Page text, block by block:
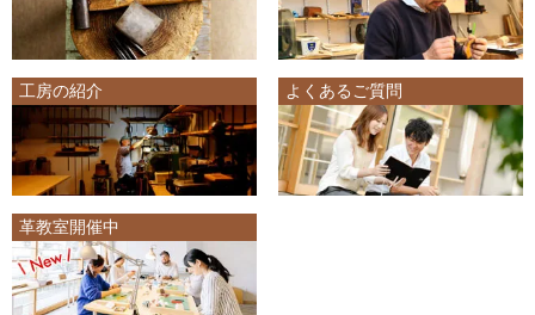
工房の紹介 よくあるご質問
革教室開催中